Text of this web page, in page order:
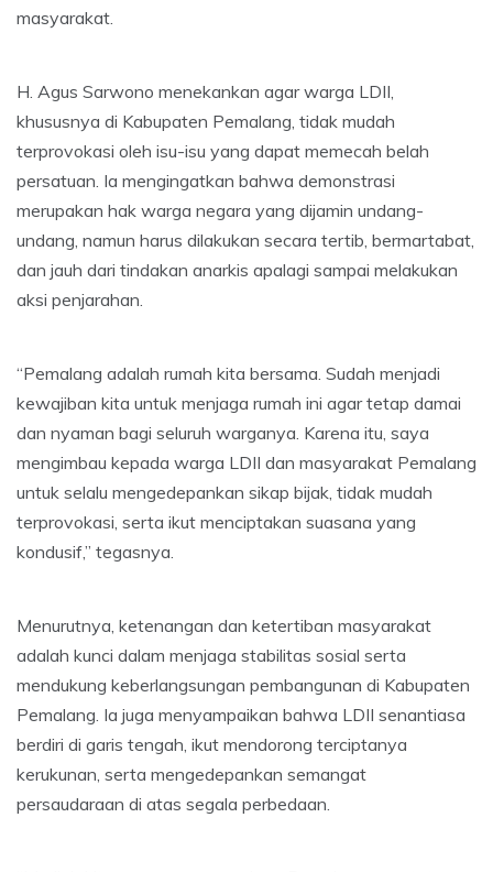
masyarakat.
H. Agus Sarwono menekankan agar warga LDII,
khususnya di Kabupaten Pemalang, tidak mudah
terprovokasi oleh isu-isu yang dapat memecah belah
persatuan. Ia mengingatkan bahwa demonstrasi
merupakan hak warga negara yang dijamin undang-
undang, namun harus dilakukan secara tertib, bermartabat,
dan jauh dari tindakan anarkis apalagi sampai melakukan
aksi penjarahan.
“Pemalang adalah rumah kita bersama. Sudah menjadi
kewajiban kita untuk menjaga rumah ini agar tetap damai
dan nyaman bagi seluruh warganya. Karena itu, saya
mengimbau kepada warga LDII dan masyarakat Pemalang
untuk selalu mengedepankan sikap bijak, tidak mudah
terprovokasi, serta ikut menciptakan suasana yang
kondusif,” tegasnya.
Menurutnya, ketenangan dan ketertiban masyarakat
adalah kunci dalam menjaga stabilitas sosial serta
mendukung keberlangsungan pembangunan di Kabupaten
Pemalang. Ia juga menyampaikan bahwa LDII senantiasa
berdiri di garis tengah, ikut mendorong terciptanya
kerukunan, serta mengedepankan semangat
persaudaraan di atas segala perbedaan.